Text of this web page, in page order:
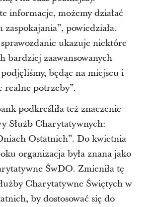
informacje, możemy działać
zaspokajania”, powiedziała.
ukazuje niektóre
bardziej zaawansowanych
będąc na miejscu i
realne potrzeby”.
podkreśliła też znaczenie
Służb Charytatywnych:
Ostatnich”. Do kwietnia
organizacja była znana jako
ŚwDO. Zmieniła tę
Charytatywne Świętych w
by dostosować się do